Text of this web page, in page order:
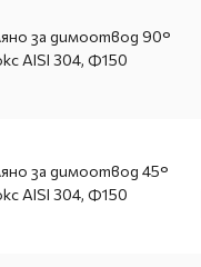
за димоотвод 90°
AISI 304, Ф150
за димоотвод 45°
AISI 304, Ф150